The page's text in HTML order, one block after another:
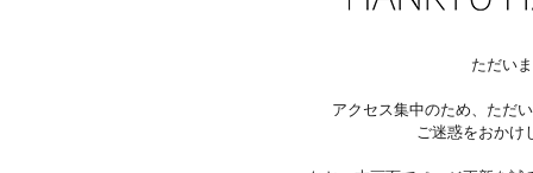
ただい
アクセス集中のため、ただ
ご迷惑をおかけ